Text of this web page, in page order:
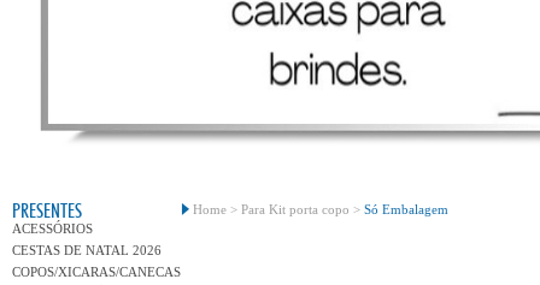
PRESENTES
ACESSÓRIOS
CESTAS DE NATAL 2026
COPOS/XICARAS/CANECAS
Home > Para Kit porta copo > Só Embalagem